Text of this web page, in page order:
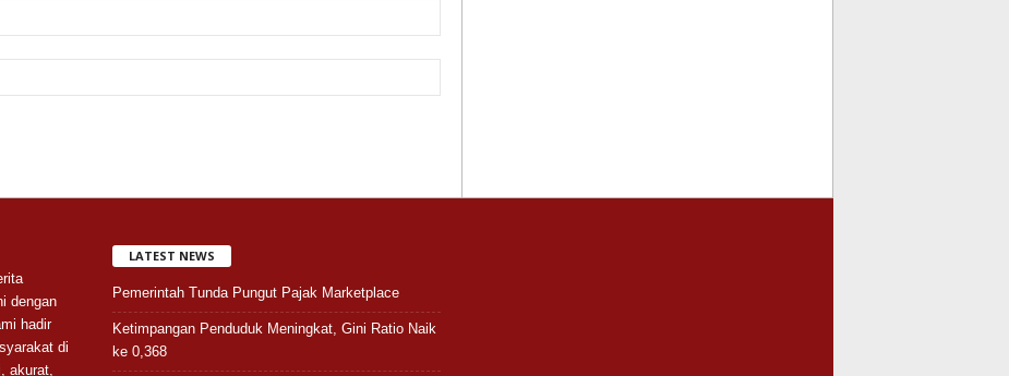
dengan
hadir
di
akurat,
LATEST NEWS
Pemerintah Tunda Pungut Pajak Marketplace
Ketimpangan Penduduk Meningkat, Gini Ratio Naik
ke 0,368